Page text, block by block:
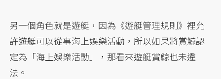
另一個角色就是遊艇，因為《遊艇管理規則》裡允
許遊艇可以從事海上娛樂活動，所以如果將賞鯨認
定為「海上娛樂活動」，那看來遊艇賞鯨也未違
法。